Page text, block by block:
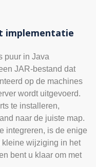
implementatie
puur in Java
JAR-bestand dat
op de machines
wordt uitgevoerd.
te installeren,
naar de juiste map.
integreren, is de enige
kleine wijziging in het
bent u klaar om met